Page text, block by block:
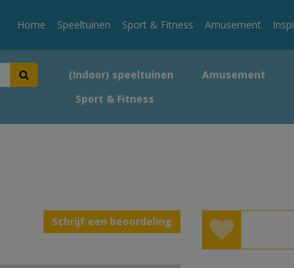
Home Speeltuinen Sport & Fitness Amusement
(Indoor) speeltuinen Amusement
Sport & Fitness
Schrijf een beoordeling